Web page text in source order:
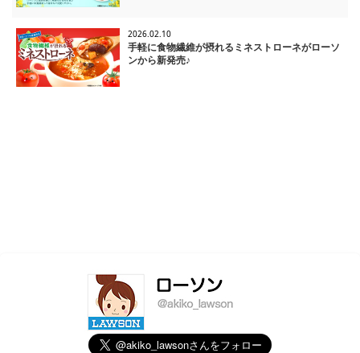
2026.02.10
手軽に食物繊維が摂れるミネストローネがローソ
ンから新発売♪